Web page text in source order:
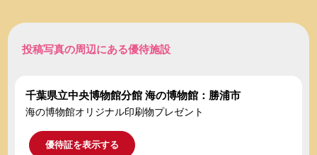
投稿写真の周辺にある優待施設
千葉県立中央博物館分館 海の博物館：勝浦市
海の博物館オリジナル印刷物プレゼント
優待証を表示する